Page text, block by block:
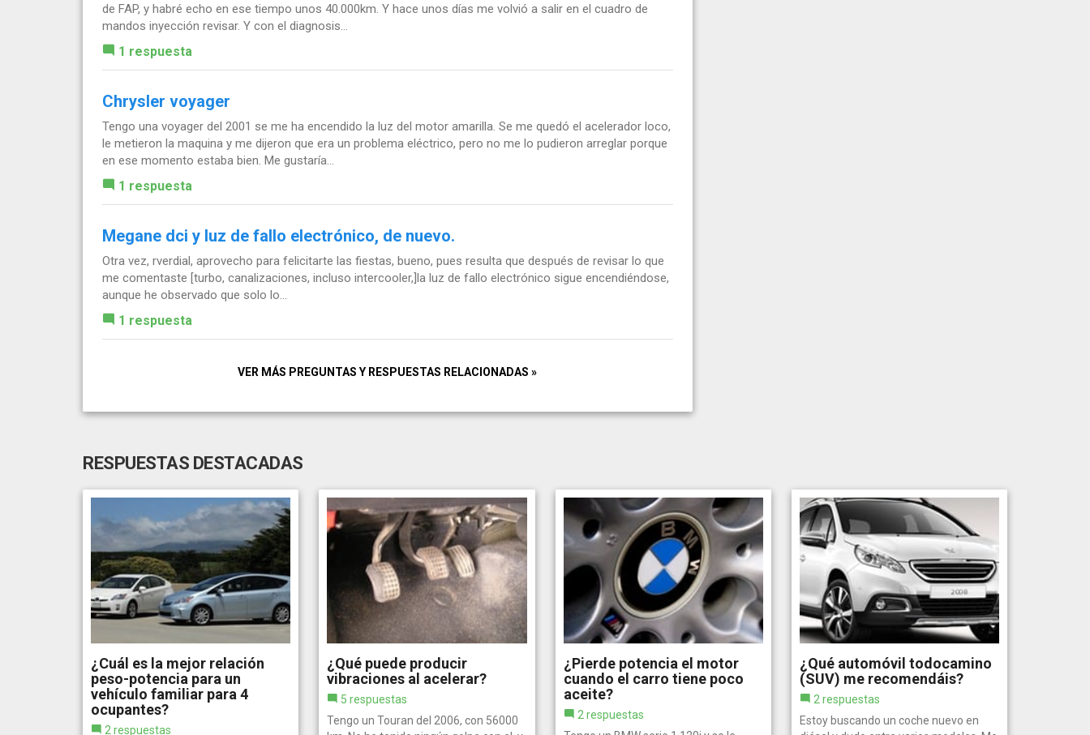
de FAP, y habré echo en ese tiempo unos 40.000km. Y hace unos días me volvió a salir en el cuadro de
mandos inyección revisar. Y con el diagnosis...
1 respuesta
Chrysler voyager
Tengo una voyager del 2001 se me ha encendido la luz del motor amarilla. Se me quedó el acelerador loco,
le metieron la maquina y me dijeron que era un problema eléctrico, pero no me lo pudieron arreglar porque
en ese momento estaba bien. Me gustaría...
1 respuesta
Megane dci y luz de fallo electrónico, de nuevo.
Otra vez, rverdial, aprovecho para felicitarte las fiestas, bueno, pues resulta que después de revisar lo que
me comentaste [turbo, canalizaciones, incluso intercooler,]la luz de fallo electrónico sigue encendiéndose,
aunque he observado que solo lo...
1 respuesta
VER MÁS PREGUNTAS Y RESPUESTAS RELACIONADAS »
RESPUESTAS DESTACADAS
¿Cuál es la mejor relación
peso-potencia para un
vehículo familiar para 4
ocupantes?
2 respuestas
¿Qué puede producir
vibraciones al acelerar?
5 respuestas
Tengo un Touran del 2006, con 56000
¿Pierde potencia el motor
cuando el carro tiene poco
aceite?
2 respuestas
¿Qué automóvil todocamino
(SUV) me recomendáis?
2 respuestas
Estoy buscando un coche nuevo en